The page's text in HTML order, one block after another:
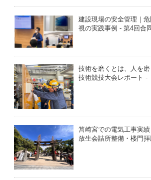
建設現場の安全管理｜
視の実践事例 - 第4回合
技術を磨くとは、人を
技術競技大会レポート -
筥崎宮での電気工事実績
放生会詰所整備・楼門